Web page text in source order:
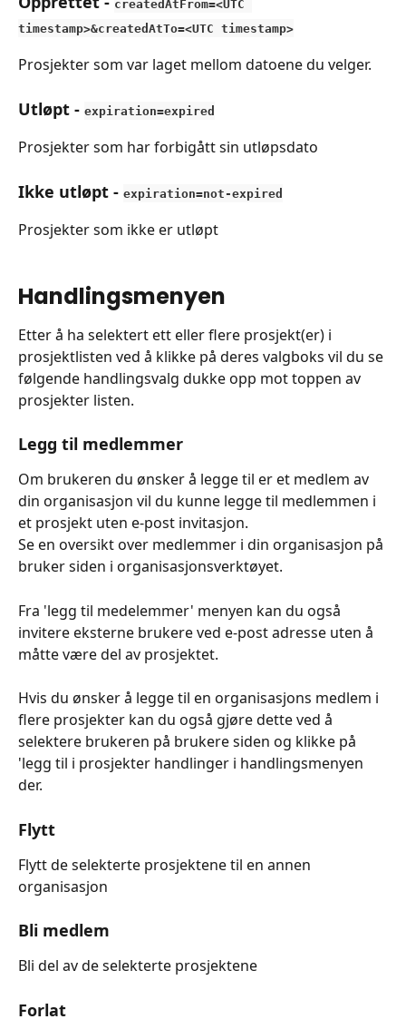
createdAtFrom=<UTC
timestamp>&createdAtTo=<UTC timestamp>
Prosjekter som var laget mellom datoene du velger.
Utløpt - expiration=expired
Prosjekter som har forbigått sin utløpsdato
Ikke utløpt - expiration=not-expired
Prosjekter som ikke er utløpt
Handlingsmenyen
Etter å ha selektert ett eller flere prosjekt(er) i
prosjektlisten ved å klikke på deres valgboks vil du se
følgende handlingsvalg dukke opp mot toppen av
prosjekter listen.
Legg til medlemmer
Om brukeren du ønsker å legge til er et medlem av
din organisasjon vil du kunne legge til medlemmen i
et prosjekt uten e-post invitasjon.
Se en oversikt over medlemmer i din organisasjon på
bruker siden i organisasjonsverktøyet.
Fra 'legg til medelemmer' menyen kan du også
invitere eksterne brukere ved e-post adresse uten å
måtte være del av prosjektet.
Hvis du ønsker å legge til en organisasjons medlem i
flere prosjekter kan du også gjøre dette ved å
selektere brukeren på brukere siden og klikke på
'legg til i prosjekter handlinger i handlingsmenyen
der.
Flytt
Flytt de selekterte prosjektene til en annen
organisasjon
Bli medlem
Bli del av de selekterte prosjektene
Forlat